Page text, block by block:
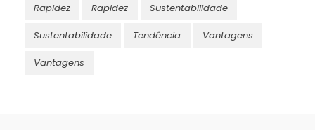
Rapidez Rapidez Sustentabilidade
Sustentabilidade Tendência Vantagens
Vantagens